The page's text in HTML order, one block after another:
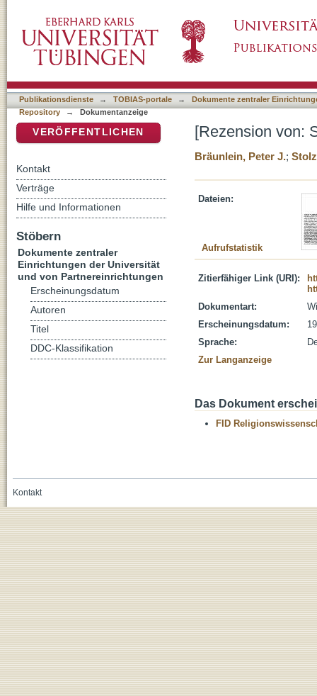
Publikationsdienste → TOBIAS-portale →
Dokumente zentraler
Repository
→ Dokumentanzeige
[Rezension von:
Bräunlein, Peter J.;
Dateien:
Aufrufstatistik
Zitierfähiger Link (URI):
Dokumentart:
Erscheinungsdatum:
Sprache:
Zur Langanzeige
Das Dokument
FID
VERÖFFENTLICHEN
Kontakt
Verträge
Hilfe und Informationen
Stöbern
Dokumente zentraler
Einrichtungen der Universität
und von Partnereinrichtungen
Erscheinungsdatum
Autoren
Titel
DDC-Klassifikation
Kontakt